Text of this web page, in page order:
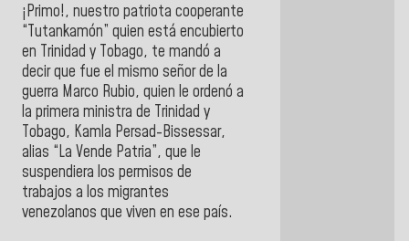
¡Primo!, nuestro patriota cooperante
“Tutankamón” quien está encubierto
en Trinidad y Tobago, te mandó a
decir que fue el mismo señor de la
guerra Marco Rubio, quien le ordenó a
la primera ministra de Trinidad y
Tobago, Kamla Persad-Bissessar,
alias “La Vende Patria”, que le
suspendiera los permisos de
trabajos a los migrantes
venezolanos que viven en ese país.